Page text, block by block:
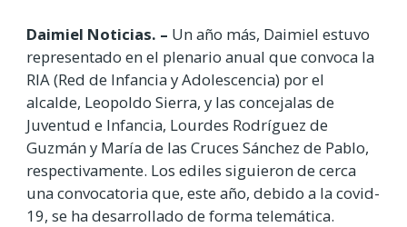
Daimiel Noticias. – Un año más, Daimiel estuvo
representado en el plenario anual que convoca la
RIA (Red de Infancia y Adolescencia) por el
alcalde, Leopoldo Sierra, y las concejalas de
Juventud e Infancia, Lourdes Rodríguez de
Guzmán y María de las Cruces Sánchez de Pablo,
respectivamente. Los ediles siguieron de cerca
una convocatoria que, este año, debido a la covid-
19, se ha desarrollado de forma telemática.